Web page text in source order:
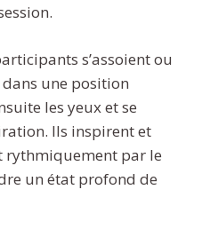
s’assoient ou
une position
les yeux et se
Ils inspirent et
rythmiquement par le
un état profond de